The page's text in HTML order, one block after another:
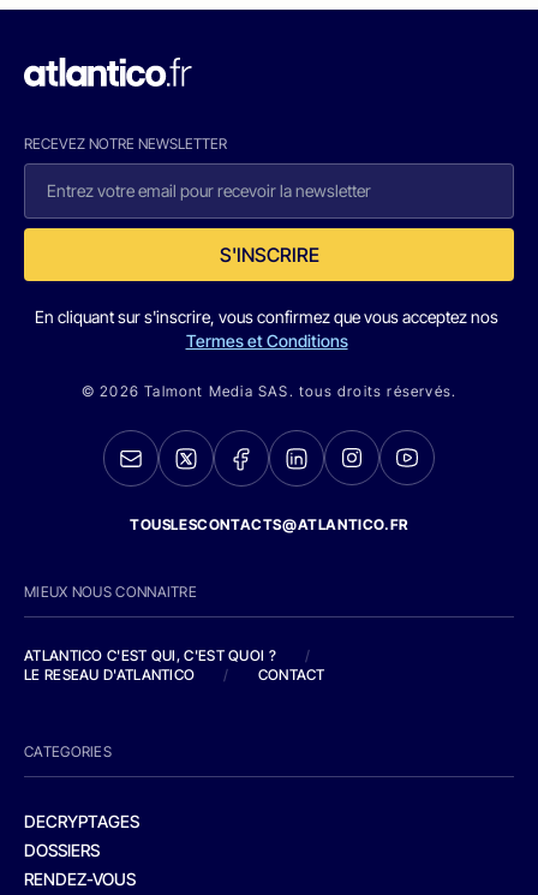
RECEVEZ NOTRE NEWSLETTER
S'INSCRIRE
En cliquant sur s'inscrire, vous confirmez que vous acceptez nos
Termes et Conditions
© 2026 Talmont Media SAS. tous droits réservés.
TOUSLESCONTACTS@ATLANTICO.FR
MIEUX NOUS CONNAITRE
ATLANTICO C'EST QUI, C'EST QUOI ?
/
LE RESEAU D'ATLANTICO
/ CONTACT
CATEGORIES
DECRYPTAGES
DOSSIERS
RENDEZ-VOUS